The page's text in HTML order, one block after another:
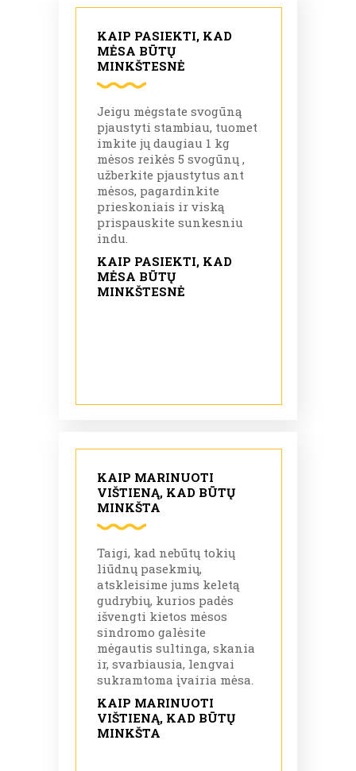
KAIP PASIEKTI, KAD
MĖSA BŪTŲ
MINKŠTESNĖ
Jeigu mėgstate svogūną
pjaustyti stambiau, tuomet
imkite jų daugiau 1 kg
mėsos reikės 5 svogūnų ,
užberkite pjaustytus ant
mėsos, pagardinkite
prieskoniais ir viską
prispauskite sunkesniu
indu.
KAIP PASIEKTI, KAD
MĖSA BŪTŲ
MINKŠTESNĖ
KAIP MARINUOTI
VIŠTIENĄ, KAD BŪTŲ
MINKŠTA
Taigi, kad nebūtų tokių
liūdnų pasekmių,
atskleisime jums keletą
gudrybių, kurios padės
išvengti kietos mėsos
sindromo galėsite
mėgautis sultinga, skania
ir, svarbiausia, lengvai
sukramtoma įvairia mėsa.
KAIP MARINUOTI
VIŠTIENĄ, KAD BŪTŲ
MINKŠTA